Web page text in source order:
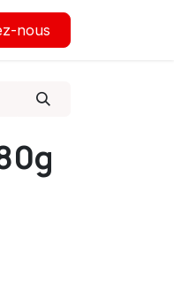
nous